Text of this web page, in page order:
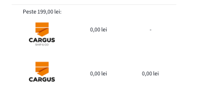
Peste 199,00 lei:
0,00 lei -
0,00 lei 0,00 lei